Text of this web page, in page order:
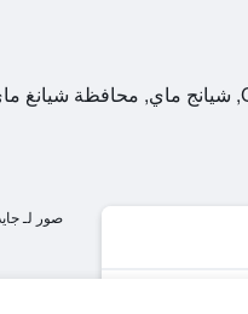
صور لـ